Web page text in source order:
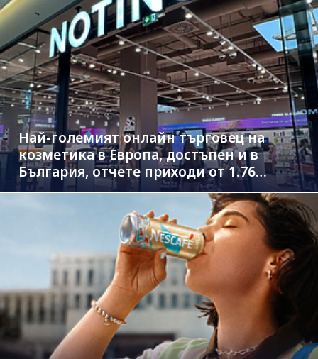
Най-големият онлайн търговец на
козметика в Европа, достъпен и в
България, отчете приходи от 1.76
млрд. евро